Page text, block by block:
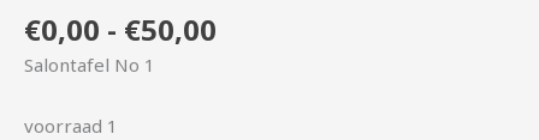
€0,00 - €50,00
Salontafel No 1
voorraad 1